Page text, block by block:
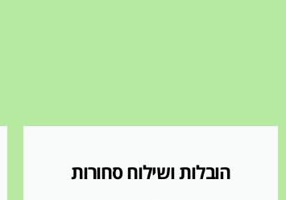
הובלות ושילוח סחורות